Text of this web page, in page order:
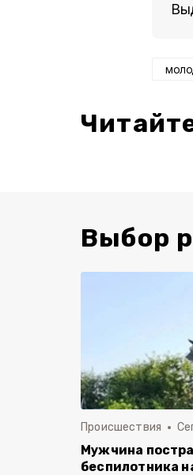
Выбор
Происшествия
Мужчина
беспилотника